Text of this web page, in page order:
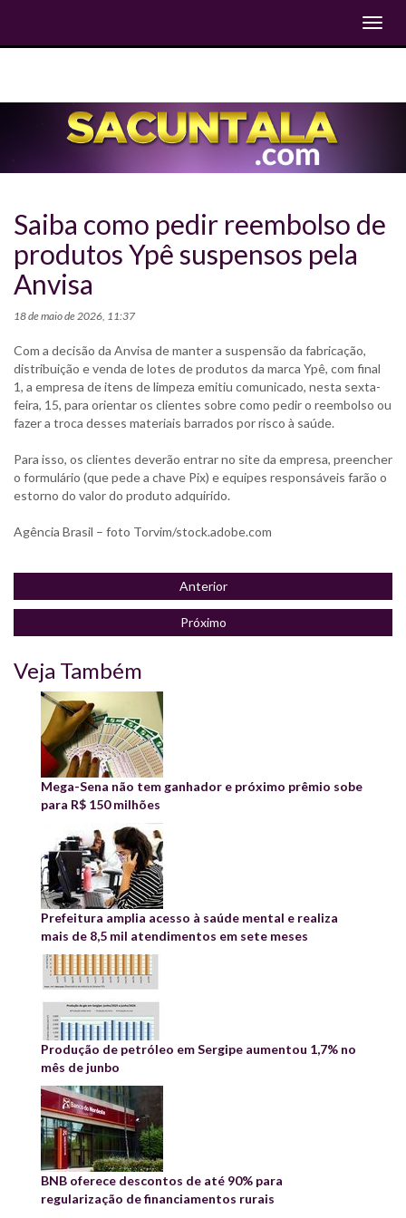
Saiba como pedir reembolso de
produtos Ypê suspensos pela
Anvisa
18 de maio de 2026, 11:37
Com a decisão da Anvisa de manter a suspensão da fabricação,
distribuição e venda de lotes de produtos da marca Ypê, com final
1, a empresa de itens de limpeza emitiu comunicado, nesta sexta-
feira, 15, para orientar os clientes sobre como pedir o reembolso ou
fazer a troca desses materiais barrados por risco à saúde.
Para isso, os clientes deverão entrar no site da empresa, preencher
o formulário (que pede a chave Pix) e equipes responsáveis farão o
estorno do valor do produto adquirido.
Agência Brasil – foto Torvim/stock.adobe.com
Anterior
Próximo
Veja Também
Mega-Sena não tem ganhador e próximo prêmio sobe
para R$ 150 milhões
Prefeitura amplia acesso à saúde mental e realiza
mais de 8,5 mil atendimentos em sete meses
Produção de petróleo em Sergipe aumentou 1,7% no
mês de junbo
BNB oferece descontos de até 90% para
regularização de financiamentos rurais